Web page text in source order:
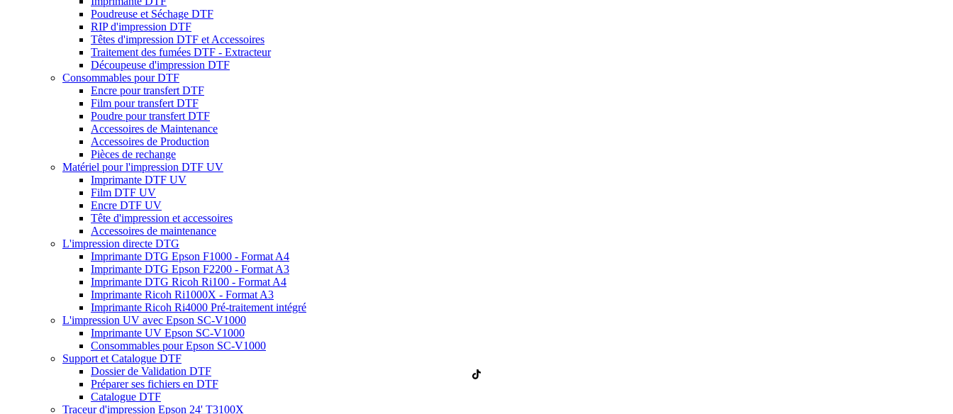
Poudreuse et Séchage DTF
RIP d'impression DTF
Têtes d'impression DTF et Accessoires
Traitement des fumées DTF - Extracteur
Découpeuse d'impression DTF
Consommables pour DTF
Encre pour transfert DTF
Film pour transfert DTF
Poudre pour transfert DTF
Accessoires de Maintenance
Accessoires de Production
Pièces de rechange
Matériel pour l'impression DTF UV
Imprimante DTF UV
Film DTF UV
Encre DTF UV
Tête d'impression et accessoires
Accessoires de maintenance
L'impression directe DTG
Imprimante DTG Epson F1000 - Format A4
Imprimante DTG Epson F2200 - Format A3
Imprimante DTG Ricoh Ri100 - Format A4
Imprimante Ricoh Ri1000X - Format A3
Imprimante Ricoh Ri4000 Pré-traitement intégré
L'impression UV avec Epson SC-V1000
Imprimante UV Epson SC-V1000
Consommables pour Epson SC-V1000
Support et Catalogue DTF
Dossier de Validation DTF
Préparer ses fichiers en DTF
Catalogue DTF
Traceur d'impression Epson 24' T3100X